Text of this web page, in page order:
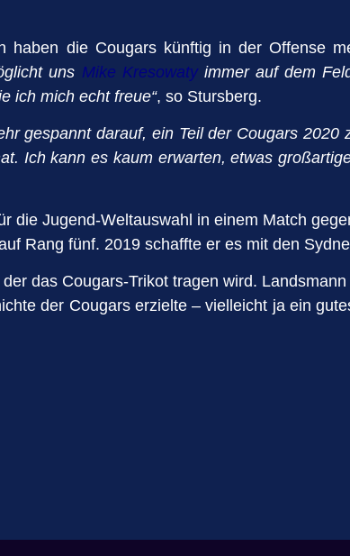
haben die Cougars künftig in der Offense
uns Mike Kresowatyimmer auf dem
ich mich echt freue“, so Stursberg.
gespannt darauf, ein Teil der Cougars
Ich kann es kaum erwarten, etwas
die Jugend-Weltauswahl in einem Match
Rang fünf. 2019 schaffte er es mit den
das Cougars-Trikot tragen wird.
der Cougars erzielte – vielleicht ja ein